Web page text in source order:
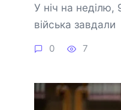
У ніч на неділю,
війська завдали
0 7